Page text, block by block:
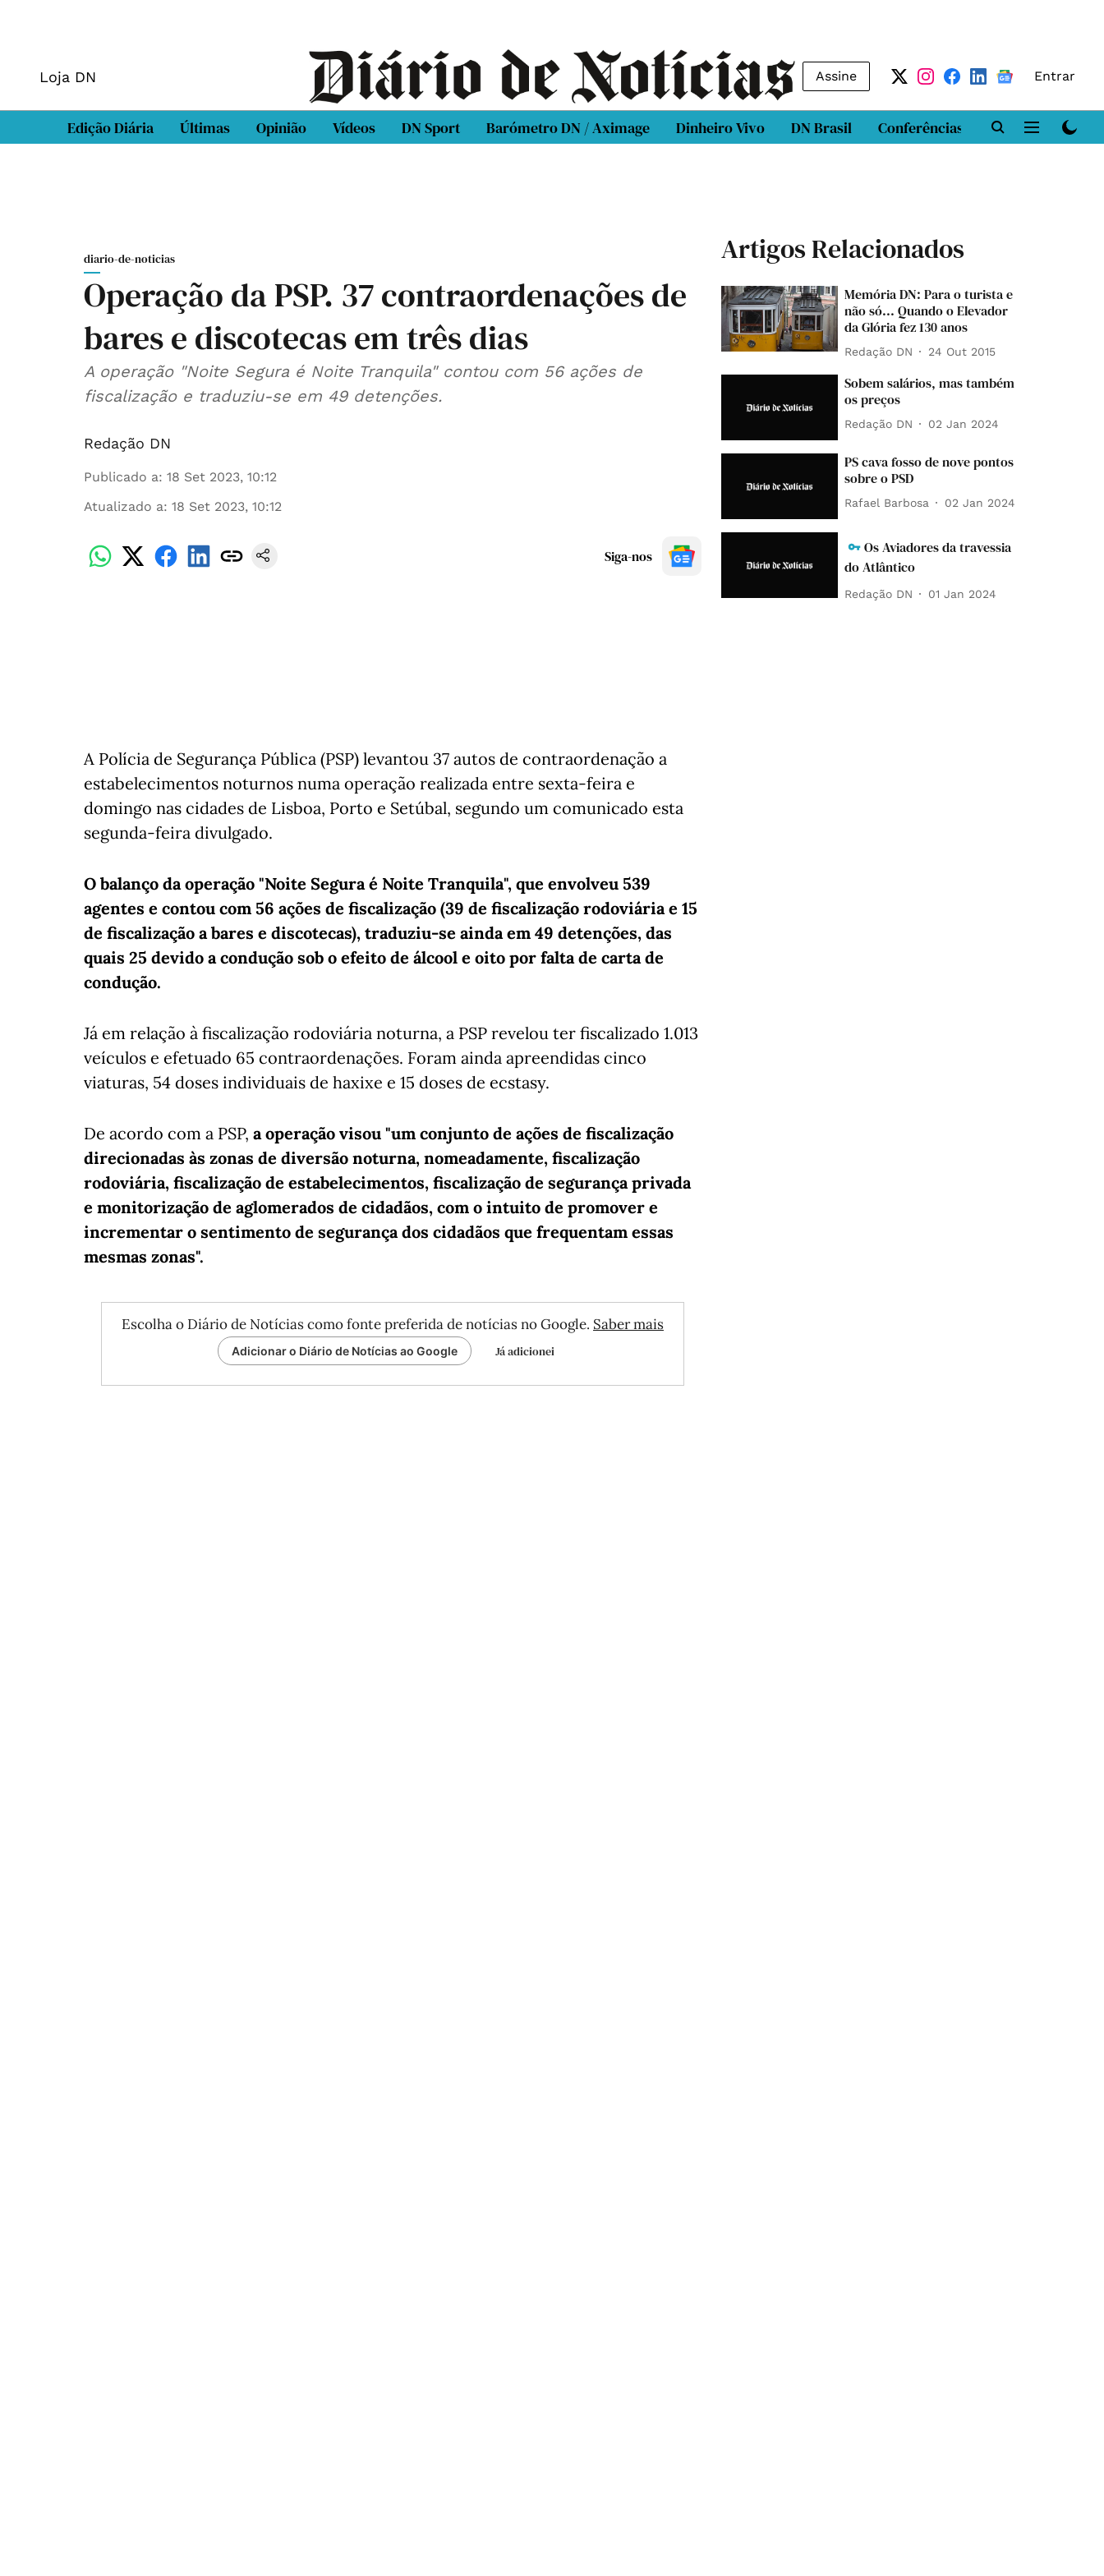
Loja DN Assine Entrar
Edição Diária Últimas Opinião Vídeos DN Sport Barómetro DN / Aximage Dinheiro Vivo DN Brasil Conferências DN LAB
diario-de-noticias
Operação da PSP. 37 contraordenações de
bares e discotecas em três dias
A operação "Noite Segura é Noite Tranquila" contou com 56 ações de
fiscalização e traduziu-se em 49 detenções.
Redação DN
Publicado a: 18 Set 2023, 10:12
Atualizado a: 18 Set 2023, 10:12
Siga-nos
A Polícia de Segurança Pública (PSP) levantou 37 autos de contraordenação a
estabelecimentos noturnos numa operação realizada entre sexta-feira e
domingo nas cidades de Lisboa, Porto e Setúbal, segundo um comunicado esta
segunda-feira divulgado.
O balanço da operação "Noite Segura é Noite Tranquila", que envolveu 539
agentes e contou com 56 ações de fiscalização (39 de fiscalização rodoviária e 15
de fiscalização a bares e discotecas), traduziu-se ainda em 49 detenções, das
quais 25 devido a condução sob o efeito de álcool e oito por falta de carta de
condução.
Já em relação à fiscalização rodoviária noturna, a PSP revelou ter fiscalizado 1.013
veículos e efetuado 65 contraordenações. Foram ainda apreendidas cinco
viaturas, 54 doses individuais de haxixe e 15 doses de ecstasy.
De acordo com a PSP, a operação visou "um conjunto de ações de fiscalização
direcionadas às zonas de diversão noturna, nomeadamente, fiscalização
rodoviária, fiscalização de estabelecimentos, fiscalização de segurança privada
e monitorização de aglomerados de cidadãos, com o intuito de promover e
incrementar o sentimento de segurança dos cidadãos que frequentam essas
mesmas zonas".
Escolha o Diário de Notícias como fonte preferida de notícias no Google. Saber mais
Adicionar o Diário de Notícias ao Google Já adicionei
Artigos Relacionados
Memória DN: Para o turista e
não só... Quando o Elevador
da Glória fez 130 anos
Redação DN 24 Out 2015
Sobem salários, mas também
os preços
Redação DN 02 Jan 2024
PS cava fosso de nove pontos
sobre o PSD
Rafael Barbosa 02 Jan 2024
Os Aviadores da travessia
do Atlântico
Redação DN 01 Jan 2024